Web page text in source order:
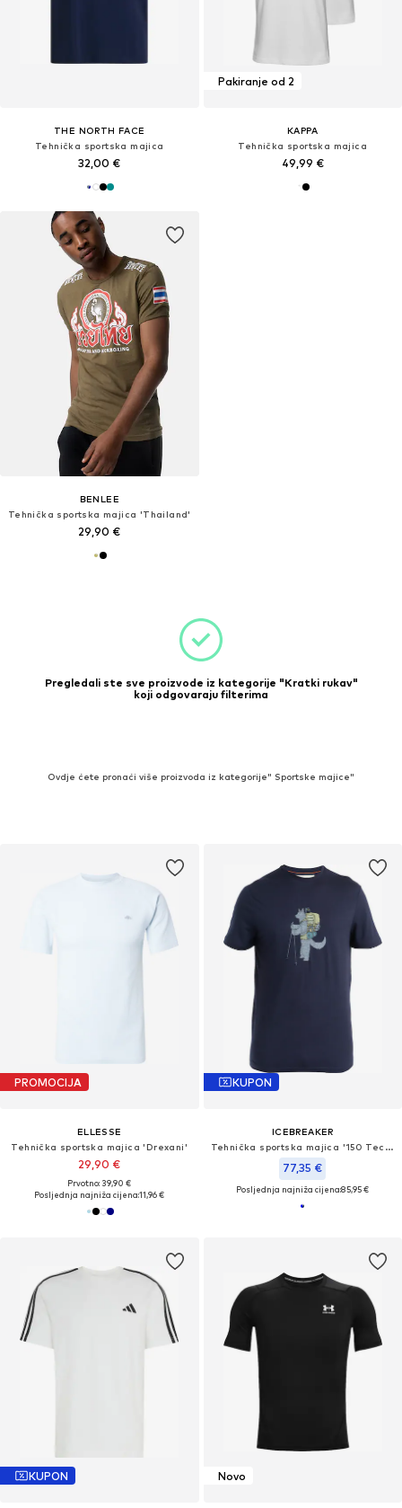
THE NORTH FACE
Tehnička sportska majica
32,00 €
Pakiranje od 2
KAPPA
Tehnička sportska majica
49,99 €
BENLEE
Tehnička sportska majica 'Thailand'
29,90 €
Pregledali ste sve proizvode iz kategorije "Kratki rukav"
koji odgovaraju filterima
Ovdje ćete pronaći više proizvoda iz kategorije" Sportske majice"
PROMOCIJA
ELLESSE
Tehnička sportska majica 'Drexani'
29,90 €
Prvotno: 39,90 €
Posljednja najniža cijena:11,96 €
KUPON
ICEBREAKER
Tehnička sportska majica '150 Tech Lite III'
77,35 €
Posljednja najniža cijena:85,95 €
KUPON Novo